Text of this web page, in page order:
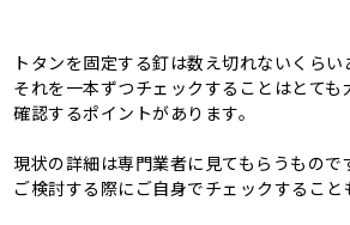
トタンを固定する釘は数え切れないくらい
それを一本ずつチェックすることはとても
確認するポイントがあります。
現状の詳細は専門業者に見てもらうもので
ご検討する際にご自身でチェックすること